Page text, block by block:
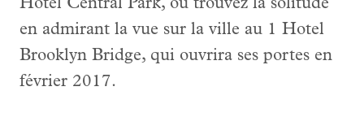
Hotel Central Park, ou trouvez la solitude
en admirant la vue sur la ville au 1 Hotel
Brooklyn Bridge, qui ouvrira ses portes en
février 2017.